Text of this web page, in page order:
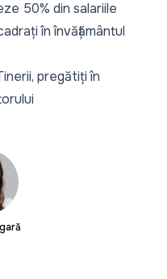
50% din salariile
în învățământul
pregătiți în